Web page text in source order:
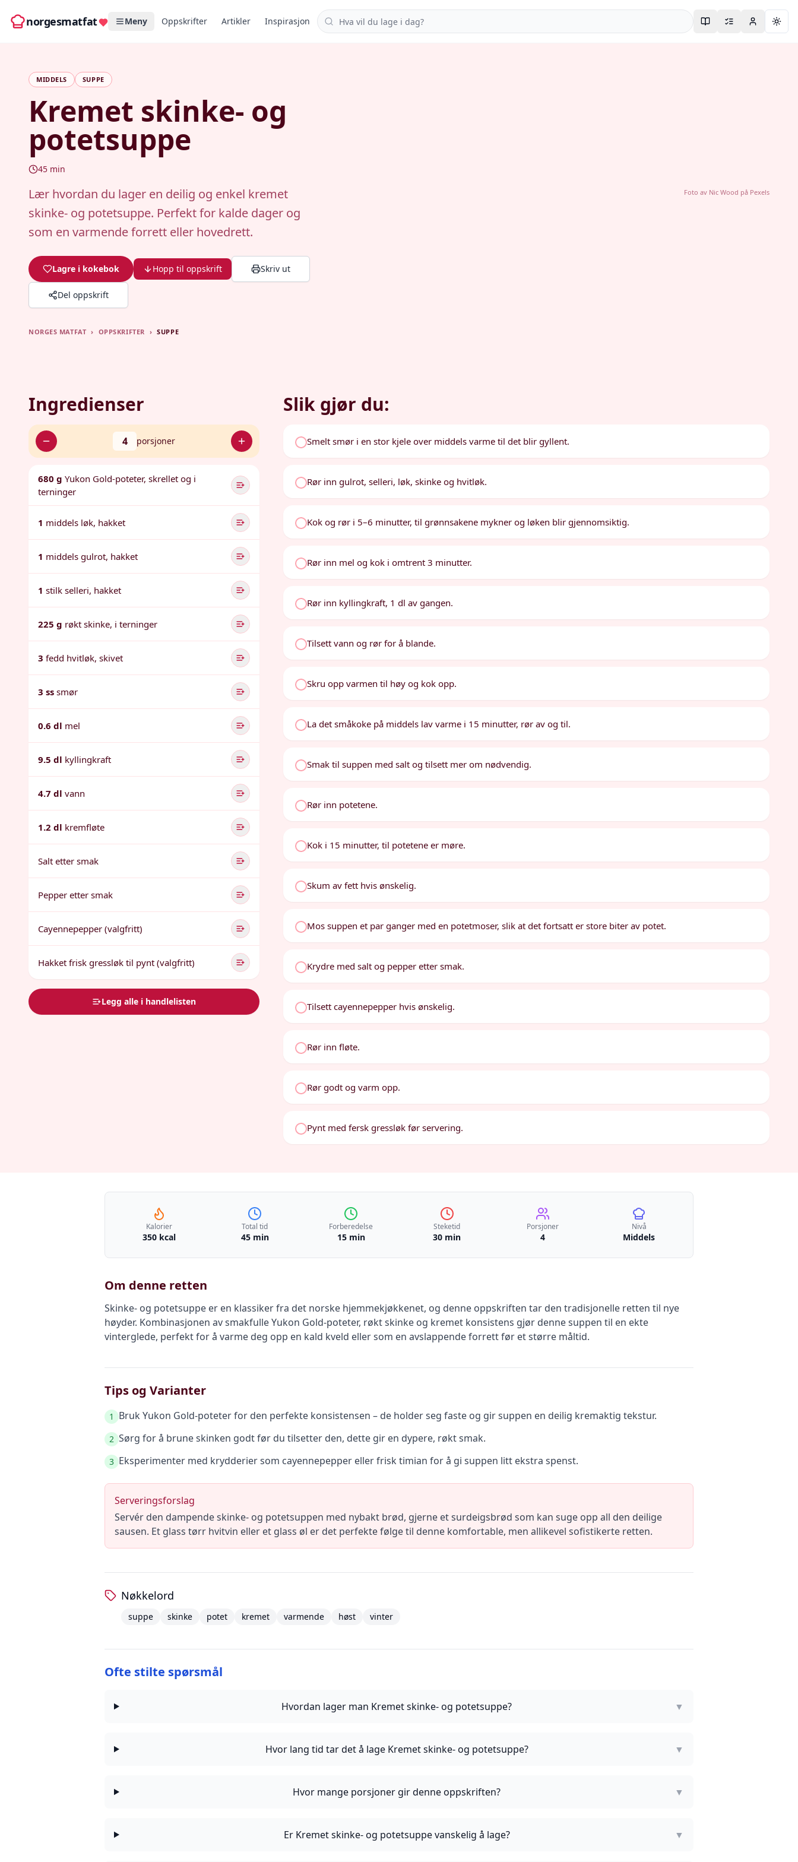
norgesmatfat Meny Oppskrifter Artikler Inspirasjon Søk i oppskrifter
MIDDELS SUPPE
Kremet skinke- og
potetsuppe
45 min
Lær hvordan du lager en deilig og enkel kremet
skinke- og potetsuppe. Perfekt for kalde dager og
som en varmende forrett eller hovedrett.
Lagre i kokebok Hopp til oppskrift Skriv ut
Del oppskrift
Foto av Nic Wood på Pexels
NORGES MATFAT › OPPSKRIFTER › SUPPE
Ingredienser
4 porsjoner
680 g Yukon Gold-poteter, skrellet og i
terninger
1 middels løk, hakket
1 middels gulrot, hakket
1 stilk selleri, hakket
225 g røkt skinke, i terninger
3 fedd hvitløk, skivet
3 ss smør
0.6 dl mel
9.5 dl kyllingkraft
4.7 dl vann
1.2 dl kremfløte
Salt etter smak
Pepper etter smak
Cayennepepper (valgfritt)
Hakket frisk gressløk til pynt (valgfritt)
Legg alle i handlelisten
Slik gjør du:
Smelt smør i en stor kjele over middels varme til det blir gyllent.
Rør inn gulrot, selleri, løk, skinke og hvitløk.
Kok og rør i 5–6 minutter, til grønnsakene mykner og løken blir gjennomsiktig.
Rør inn mel og kok i omtrent 3 minutter.
Rør inn kyllingkraft, 1 dl av gangen.
Tilsett vann og rør for å blande.
Skru opp varmen til høy og kok opp.
La det småkoke på middels lav varme i 15 minutter, rør av og til.
Smak til suppen med salt og tilsett mer om nødvendig.
Rør inn potetene.
Kok i 15 minutter, til potetene er møre.
Skum av fett hvis ønskelig.
Mos suppen et par ganger med en potetmoser, slik at det fortsatt er store biter av potet.
Krydre med salt og pepper etter smak.
Tilsett cayennepepper hvis ønskelig.
Rør inn fløte.
Rør godt og varm opp.
Pynt med fersk gressløk før servering.
Kalorier
350 kcal
Total tid
45 min
Forberedelse
15 min
Steketid
30 min
Porsjoner
4
Nivå
Middels
Om denne retten
Skinke- og potetsuppe er en klassiker fra det norske hjemmekjøkkenet, og denne oppskriften tar den tradisjonelle retten til nye
høyder. Kombinasjonen av smakfulle Yukon Gold-poteter, røkt skinke og kremet konsistens gjør denne suppen til en ekte
vinterglede, perfekt for å varme deg opp en kald kveld eller som en avslappende forrett før et større måltid.
Tips og Varianter
1 Bruk Yukon Gold-poteter for den perfekte konsistensen – de holder seg faste og gir suppen en deilig kremaktig tekstur.
2 Sørg for å brune skinken godt før du tilsetter den, dette gir en dypere, røkt smak.
3 Eksperimenter med krydderier som cayennepepper eller frisk timian for å gi suppen litt ekstra spenst.
Serveringsforslag
Servér den dampende skinke- og potetsuppen med nybakt brød, gjerne et surdeigsbrød som kan suge opp all den deilige
sausen. Et glass tørr hvitvin eller et glass øl er det perfekte følge til denne komfortable, men allikevel sofistikerte retten.
Nøkkelord
suppe skinke potet kremet varmende høst vinter
Ofte stilte spørsmål
Hvordan lager man Kremet skinke- og potetsuppe? ▼
Hvor lang tid tar det å lage Kremet skinke- og potetsuppe? ▼
Hvor mange porsjoner gir denne oppskriften? ▼
Er Kremet skinke- og potetsuppe vanskelig å lage? ▼